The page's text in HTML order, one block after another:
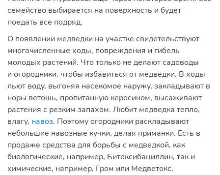
семейство выбирается на поверхность и будет
поедать все подряд.
О появлении медведки на участке свидетельствуют
многочисленные ходы, повреждения и гибель
молодых растений. Что только не делают садоводы
и огородники, чтобы избавиться от медведки. В ходы
льют воду, выгоняя насекомое наружу, закладывают в
норы ветошь, пропитанную керосином, высаживают
растения с резким запахом. Любит медведка тепло,
влагу, навоз. Поэтому огородники раскладывают
небольшие навозные кучки, делая приманки. Есть в
продаже средства для борьбы с медведкой, как
биологические, например, Битоксибациллин, так и
химические, например, Гром или Медветокс.